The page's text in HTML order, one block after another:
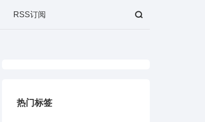
RSS订阅
热门标签